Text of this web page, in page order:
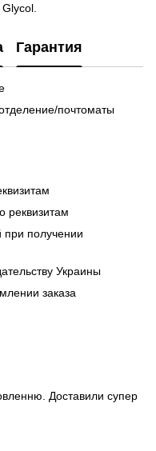
Гарантия
почтоматы
реквизитам
получении
Украины
заказа
Доставили супер